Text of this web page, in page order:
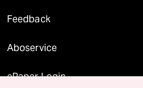
Feedback
Aboservice
ePaper Login